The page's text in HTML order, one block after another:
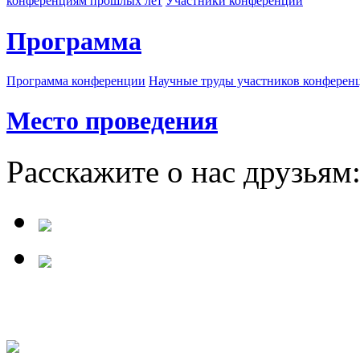
Программа
Программа конференции Научные труды участников
Место проведения
Расскажите о нас друзьям: